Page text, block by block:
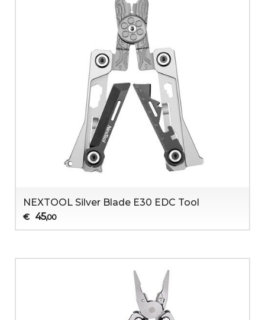
NEXTOOL Silver Blade E30 EDC Tool
€ 45,00